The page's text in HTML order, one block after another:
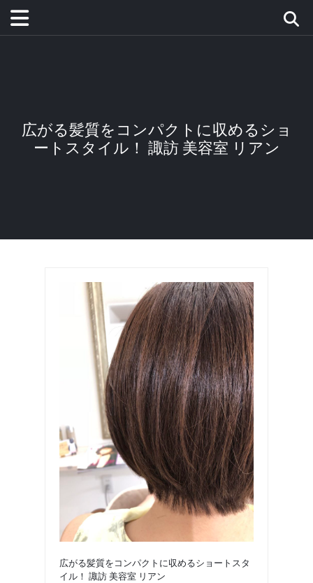
広がる髪質をコンパクトに収めるショ
ートスタイル！ 諏訪 美容室 リアン
広がる髪質をコンパクトに収めるショートスタ
イル！ 諏訪 美容室 リアン